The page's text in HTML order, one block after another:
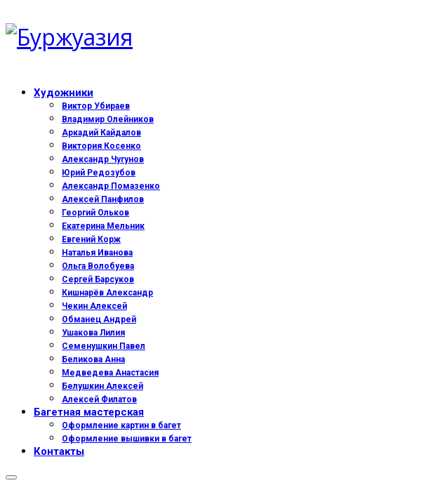
Художники
Виктор Убираев
Владимир Олейников
Аркадий Кайдалов
Виктория Косенко
Александр Чугунов
Юрий Редозубов
Александр Помазенко
Алексей Панфилов
Георгий Ольков
Екатерина Мельник
Евгений Корж
Наталья Иванова
Ольга Волобуева
Сергей Барсуков
Кишнарёв Александр
Чекин Алексей
Обманец Андрей
Ушакова Лилия
Семенушкин Павел
Беликова Анна
Медведева Анастасия
Белушкин Алексей
Алексей Филатов
Багетная мастерская
Оформление картин в багет
Оформление вышивки в багет
Контакты